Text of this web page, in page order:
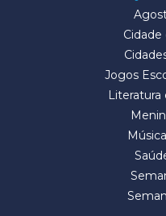
Jogos